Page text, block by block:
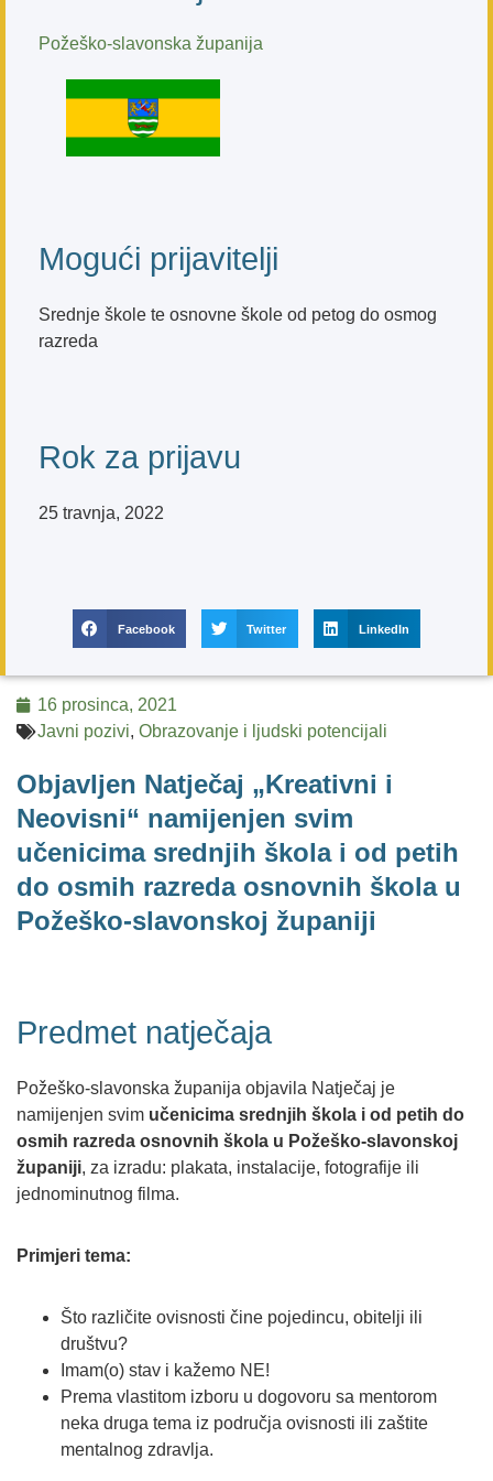
Požeško-slavonska županija
Mogući prijavitelji
Srednje škole te osnovne škole od petog do osmog
razreda
Rok za prijavu
25 travnja, 2022
Facebook Twitter LinkedIn
16 prosinca, 2021
Javni pozivi, Obrazovanje i ljudski potencijali
Objavljen Natječaj „Kreativni i
Neovisni“ namijenjen svim
učenicima srednjih škola i od petih
do osmih razreda osnovnih škola u
Požeško-slavonskoj županiji
Predmet natječaja
Požeško-slavonska županija objavila Natječaj je
namijenjen svim učenicima srednjih škola i od petih do
osmih razreda osnovnih škola u Požeško-slavonskoj
županiji, za izradu: plakata, instalacije, fotografije ili
jednominutnog filma.
Primjeri tema:
Što različite ovisnosti čine pojedincu, obitelji ili
društvu?
Imam(o) stav i kažemo NE!
Prema vlastitom izboru u dogovoru sa mentorom
neka druga tema iz područja ovisnosti ili zaštite
mentalnog zdravlja.